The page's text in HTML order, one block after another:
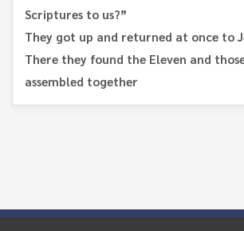
Scriptures to us?”
They got up and returned at once to
There they found the Eleven and
assembled together